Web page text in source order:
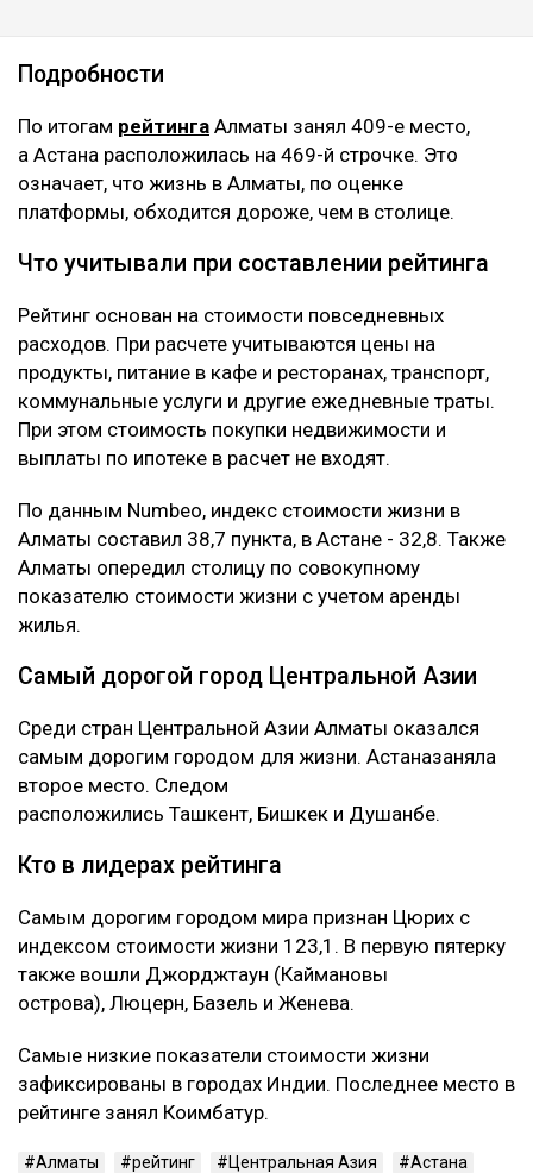
Подробности
По итогам рейтинга Алматы занял 409-е место,
а Астана расположилась на 469-й строчке. Это
означает, что жизнь в Алматы, по оценке
платформы, обходится дороже, чем в столице.
Что учитывали при составлении рейтинга
Рейтинг основан на стоимости повседневных
расходов. При расчете учитываются цены на
продукты, питание в кафе и ресторанах, транспорт,
коммунальные услуги и другие ежедневные траты.
При этом стоимость покупки недвижимости и
выплаты по ипотеке в расчет не входят.
По данным Numbeo, индекс стоимости жизни в
Алматы составил 38,7 пункта, в Астане - 32,8. Также
Алматы опередил столицу по совокупному
показателю стоимости жизни с учетом аренды
жилья.
Самый дорогой город Центральной Азии
Среди стран Центральной Азии Алматы оказался
самым дорогим городом для жизни. Астаназаняла
второе место. Следом
расположились Ташкент, Бишкек и Душанбе.
Кто в лидерах рейтинга
Самым дорогим городом мира признан Цюрих с
индексом стоимости жизни 123,1. В первую пятерку
также вошли Джорджтаун (Каймановы
острова), Люцерн, Базель и Женева.
Самые низкие показатели стоимости жизни
зафиксированы в городах Индии. Последнее место в
рейтинге занял Коимбатур.
Алматы рейтинг Центральная Азия Астана